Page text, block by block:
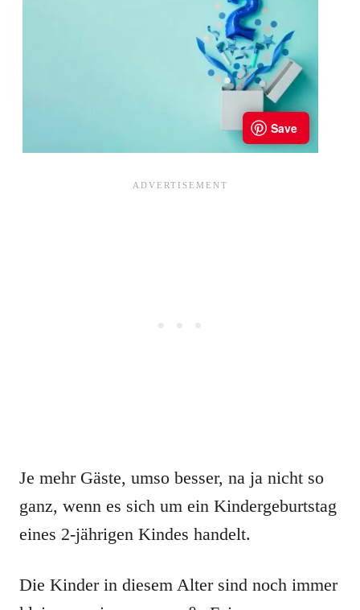
Je mehr Gäste, umso besser, na ja nicht so
ganz, wenn es sich um ein Kindergeburtstag
eines 2-jährigen Kindes handelt.
Die Kinder in diesem Alter sind noch immer